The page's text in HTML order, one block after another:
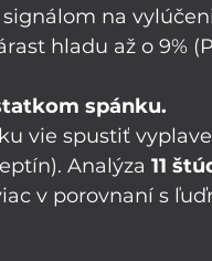
na
hladu až o 9%
spánku.
vie spustiť
Analýza 11
v porovnaní s